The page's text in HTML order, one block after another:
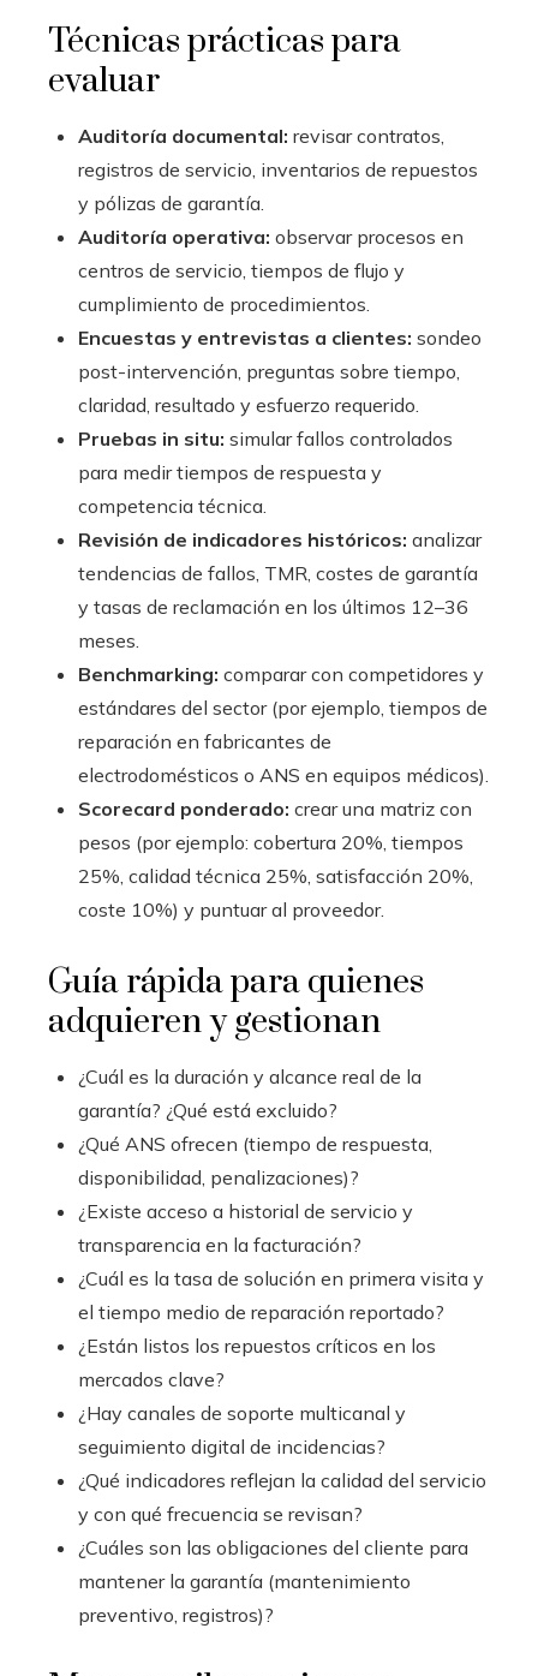
Técnicas prácticas para
evaluar
Auditoría documental: revisar contratos,
registros de servicio, inventarios de repuestos
y pólizas de garantía.
Auditoría operativa: observar procesos en
centros de servicio, tiempos de flujo y
cumplimiento de procedimientos.
Encuestas y entrevistas a clientes: sondeo
post-intervención, preguntas sobre tiempo,
claridad, resultado y esfuerzo requerido.
Pruebas in situ: simular fallos controlados
para medir tiempos de respuesta y
competencia técnica.
Revisión de indicadores históricos: analizar
tendencias de fallos, TMR, costes de garantía
y tasas de reclamación en los últimos 12–36
meses.
Benchmarking: comparar con competidores y
estándares del sector (por ejemplo, tiempos de
reparación en fabricantes de
electrodomésticos o ANS en equipos médicos).
Scorecard ponderado: crear una matriz con
pesos (por ejemplo: cobertura 20%, tiempos
25%, calidad técnica 25%, satisfacción 20%,
coste 10%) y puntuar al proveedor.
Guía rápida para quienes
adquieren y gestionan
¿Cuál es la duración y alcance real de la
garantía? ¿Qué está excluido?
¿Qué ANS ofrecen (tiempo de respuesta,
disponibilidad, penalizaciones)?
¿Existe acceso a historial de servicio y
transparencia en la facturación?
¿Cuál es la tasa de solución en primera visita y
el tiempo medio de reparación reportado?
¿Están listos los repuestos críticos en los
mercados clave?
¿Hay canales de soporte multicanal y
seguimiento digital de incidencias?
¿Qué indicadores reflejan la calidad del servicio
y con qué frecuencia se revisan?
¿Cuáles son las obligaciones del cliente para
mantener la garantía (mantenimiento
preventivo, registros)?